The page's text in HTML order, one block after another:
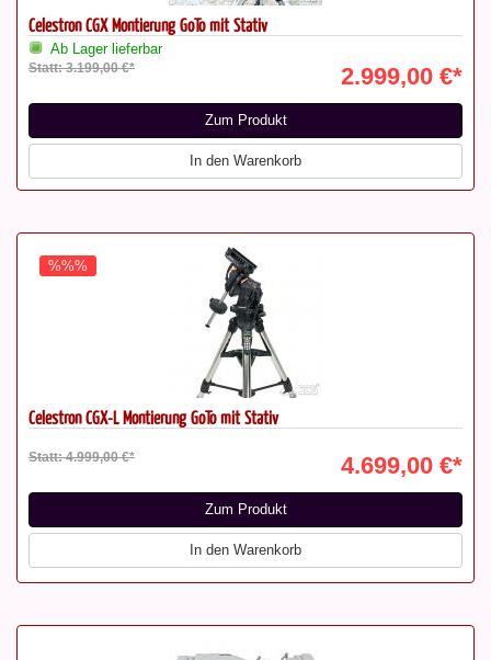
Celestron CGX Montierung GoTo mit Stativ
Ab Lager lieferbar
Statt: 3.199,00 €* 2.999,00 €*
Zum Produkt
In den Warenkorb
%%%
Celestron CGX-L Montierung GoTo mit Stativ
Statt: 4.999,00 €* 4.699,00 €*
Zum Produkt
In den Warenkorb